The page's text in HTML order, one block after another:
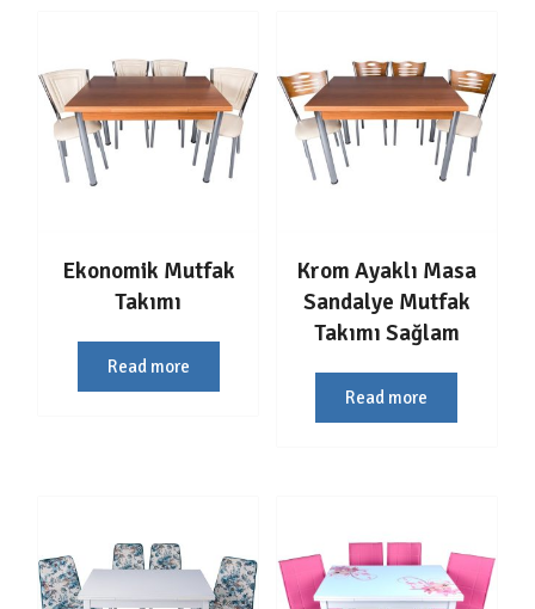
Ekonomik Mutfak
Takımı
Read more
Krom Ayaklı Masa
Sandalye Mutfak
Takımı Sağlam
Read more